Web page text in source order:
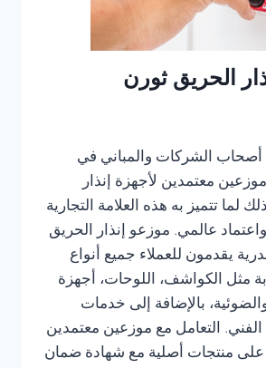
الحريق ثورن
أصحاب الشركات والمباني في
معتمدين لأجهزة إنذار
لما تتميز به هذه العلامة التجارية
عالمي. موزعو إنذار الحريق
يقدمون للعملاء جميع أنواع
مثل الكواشف، اللوحات، أجهزة
والضوئية، بالإضافة إلى خدمات
الفني. التعامل مع موزعين معتمدين
منتجات أصلية مع شهادة ضمان